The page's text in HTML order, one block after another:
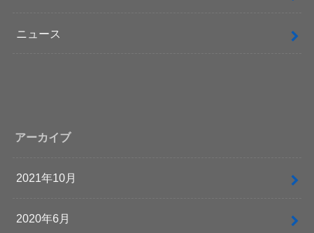
ニュース
アーカイブ
2021年10月
2020年6月